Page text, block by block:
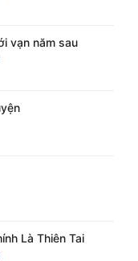
vạn năm sau
Là Thiên Tai